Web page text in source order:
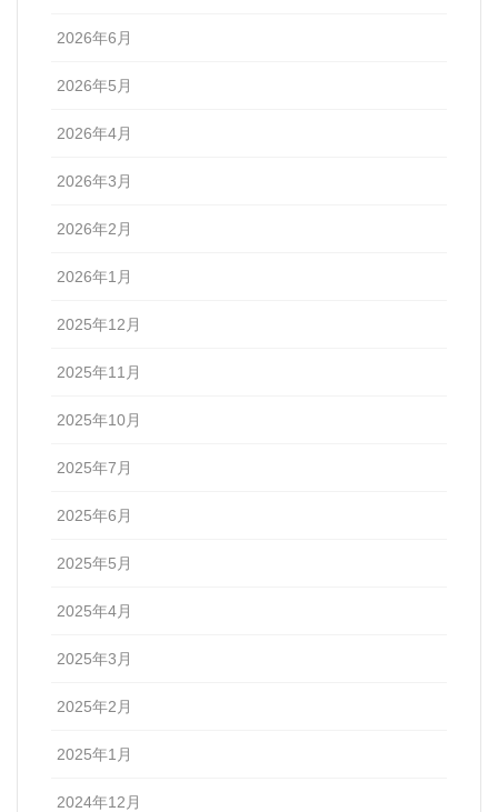
2026年6月
2026年5月
2026年4月
2026年3月
2026年2月
2026年1月
2025年12月
2025年11月
2025年10月
2025年7月
2025年6月
2025年5月
2025年4月
2025年3月
2025年2月
2025年1月
2024年12月